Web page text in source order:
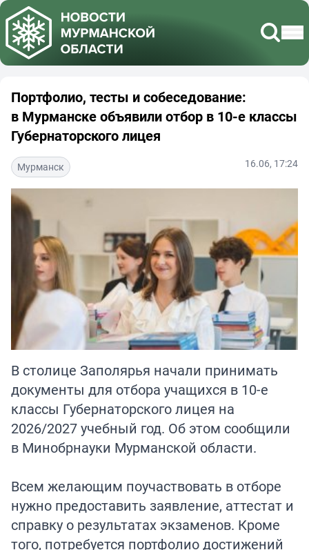
Портфолио, тесты и собеседование:
в Мурманске объявили отбор в 10-е классы
Губернаторского лицея
Мурманск 16.06, 17:24
В столице Заполярья начали принимать
документы для отбора учащихся в 10-е
классы Губернаторского лицея на
2026/2027 учебный год. Об этом сообщили
в Минобрнауки Мурманской области.
Всем желающим поучаствовать в отборе
нужно предоставить заявление, аттестат и
справку о результатах экзаменов. Кроме
того, потребуется портфолио достижений